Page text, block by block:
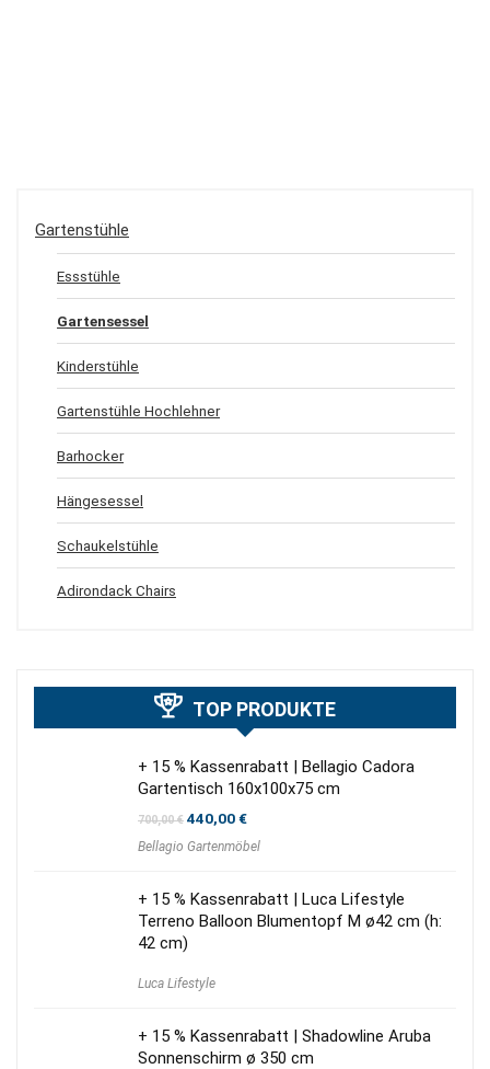
Gartenstühle
Essstühle
Gartensessel
Kinderstühle
Gartenstühle Hochlehner
Barhocker
Hängesessel
Schaukelstühle
Adirondack Chairs
TOP PRODUKTE
+ 15 % Kassenrabatt | Bellagio Cadora
Gartentisch 160x100x75 cm
700,00€ Ursprünglicher
war:
440,00€Aktueller
ist:
Bellagio Gartenmöbel
+ 15 % Kassenrabatt | Luca Lifestyle
Terreno Balloon Blumentopf M ø42 cm (h:
42 cm)
Luca Lifestyle
+ 15 % Kassenrabatt | Shadowline Aruba
Sonnenschirm ø 350 cm